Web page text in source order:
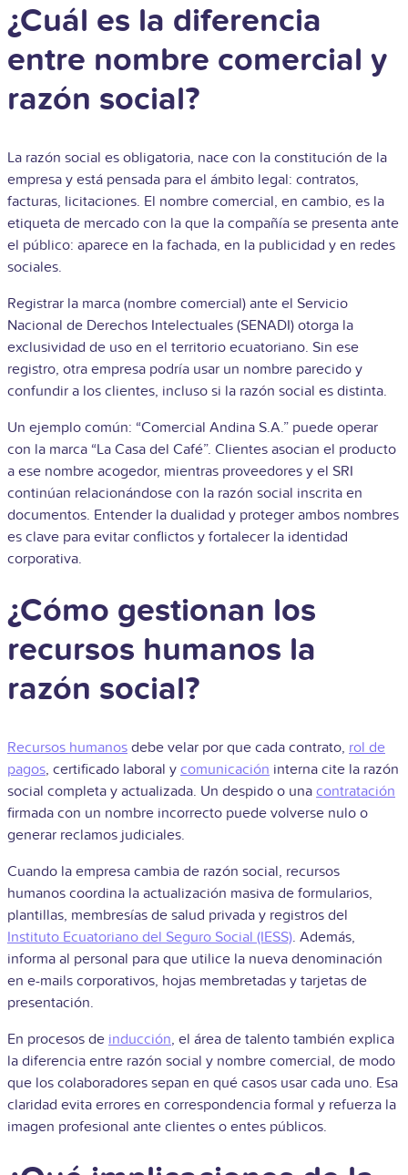
¿Cuál es la diferencia
entre nombre comercial y
razón social?
La razón social es obligatoria, nace con la constitución de la
empresa y está pensada para el ámbito legal: contratos,
facturas, licitaciones. El nombre comercial, en cambio, es la
etiqueta de mercado con la que la compañía se presenta ante
el público: aparece en la fachada, en la publicidad y en redes
sociales.
Registrar la marca (nombre comercial) ante el Servicio
Nacional de Derechos Intelectuales (SENADI) otorga la
exclusividad de uso en el territorio ecuatoriano. Sin ese
registro, otra empresa podría usar un nombre parecido y
confundir a los clientes, incluso si la razón social es distinta.
Un ejemplo común: “Comercial Andina S.A.” puede operar
con la marca “La Casa del Café”. Clientes asocian el producto
a ese nombre acogedor, mientras proveedores y el SRI
continúan relacionándose con la razón social inscrita en
documentos. Entender la dualidad y proteger ambos nombres
es clave para evitar conflictos y fortalecer la identidad
corporativa.
¿Cómo gestionan los
recursos humanos la
razón social?
Recursos humanos debe velar por que cada contrato, rol de
pagos, certificado laboral y comunicación interna cite la razón
social completa y actualizada. Un despido o una contratación
firmada con un nombre incorrecto puede volverse nulo o
generar reclamos judiciales.
Cuando la empresa cambia de razón social, recursos
humanos coordina la actualización masiva de formularios,
plantillas, membresías de salud privada y registros del
Instituto Ecuatoriano del Seguro Social (IESS). Además,
informa al personal para que utilice la nueva denominación
en e-mails corporativos, hojas membretadas y tarjetas de
presentación.
En procesos de inducción, el área de talento también explica
la diferencia entre razón social y nombre comercial, de modo
que los colaboradores sepan en qué casos usar cada uno. Esa
claridad evita errores en correspondencia formal y refuerza la
imagen profesional ante clientes o entes públicos.